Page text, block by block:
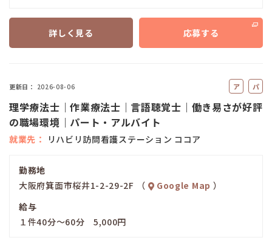
詳しく見る 応募する
更新日 2026-08-06
ア
バ
パ
ト
理学療法士｜作業療法士｜言語聴覚士｜働き易さが好評
の職場環境｜パート・アルバイト
就業先 リハビリ訪問看護ステーション ココア
勤務地
大阪府箕面市桜井1-2-29-2F （
Google Map ）
給与
１件40分～60分 5,000円